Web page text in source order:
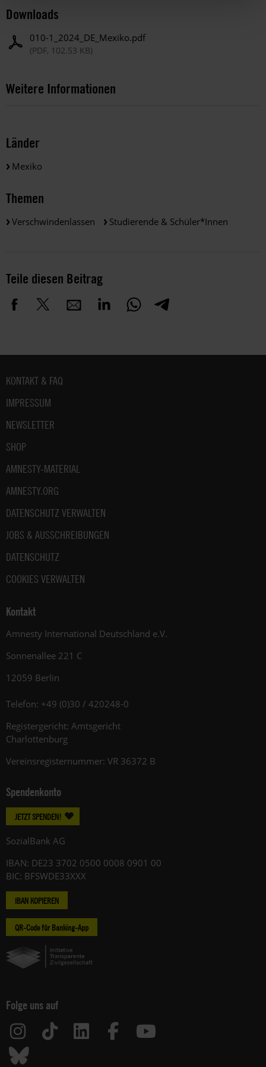
Downloads
010-1_2024_DE_Mexiko.pdf
(PDF, 102.53 KB)
Weitere Informationen
Länder
Mexiko
Themen
Verschwindenlassen Studierende & Schüler*innen
Teile diesen Beitrag
Fußbereich
KONTAKT & FAQ
IMPRESSUM
NEWSLETTER
SHOP
AMNESTY-MATERIAL
AMNESTY.ORG
DATENSCHUTZ VERWALTEN
JOBS & AUSSCHREIBUNGEN
DATENSCHUTZ
COOKIES VERWALTEN
Kontakt
Amnesty International Deutschland e.V.
Sonnenallee 221 C
12059 Berlin
Telefon: +49 (0)30 / 420248-0
Registergericht: Amtsgericht
Charlottenburg
Vereinsregisternummer: VR 36372 B
Spendenkonto
JETZT SPENDEN!
SozialBank AG
IBAN: DE23 3702 0500 0008 0901 00
BIC: BFSWDE33XXX
IBAN KOPIEREN
QR-Code für Banking-App
Folge uns auf